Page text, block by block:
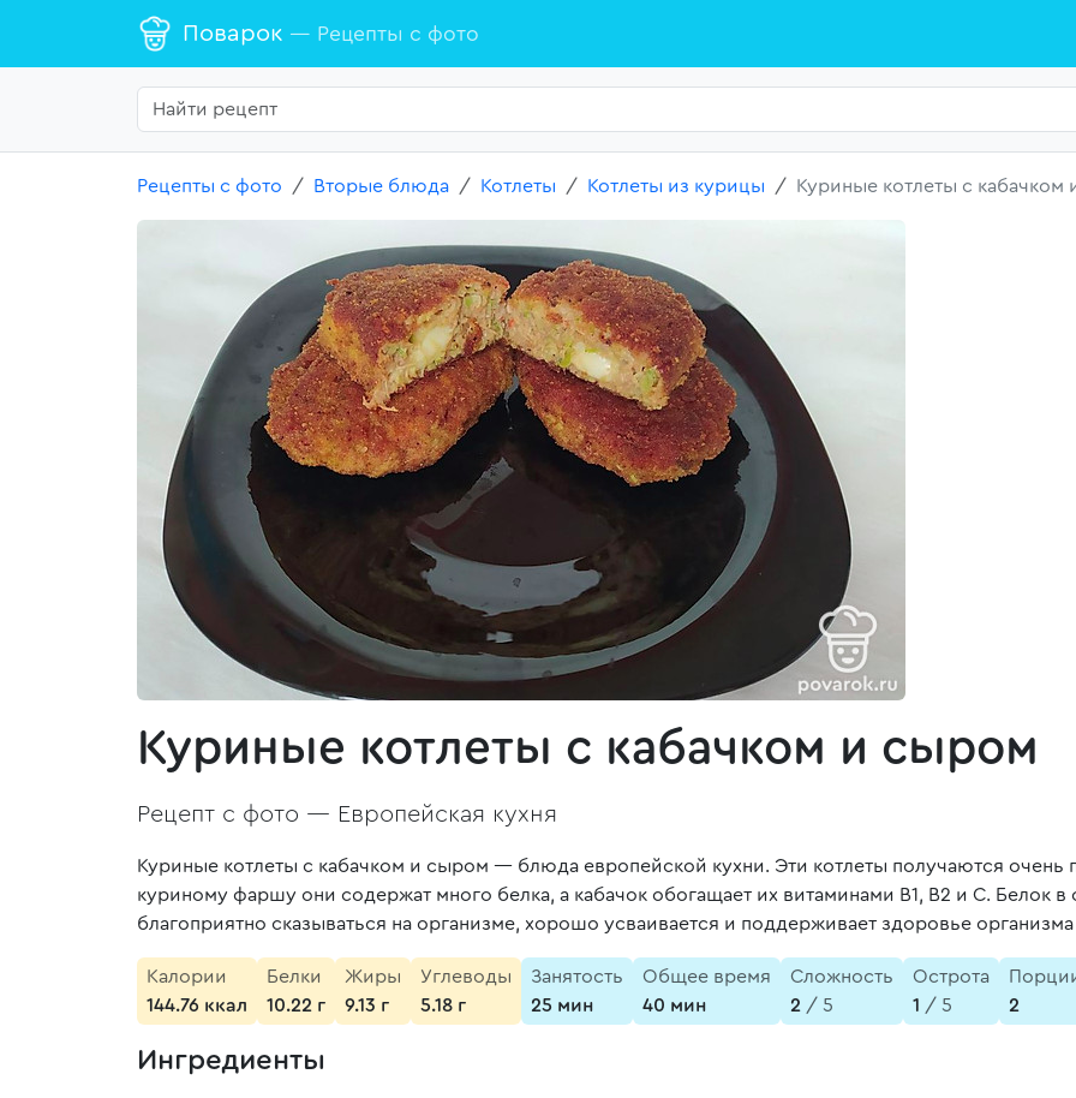
Поварок — Рецепты с фото
Рецепты с фото Вторые блюда Котлеты Котлеты из курицы Куриные котлеты с кабачком
Куриные котлеты с кабачком и сыром
Рецепт с фото — Европейская кухня
Куриные котлеты с кабачком и сыром — блюда европейской кухни. Эти котлеты получаются очень
куриному фаршу они содержат много белка, а кабачок обогащает их витаминами В1, В2 и С. Белок в
благоприятно сказываться на организме, хорошо усваивается и поддерживает здоровье
Калории
144.76 ккал
Белки
10.22 г
Жиры
9.13 г
Углеводы
5.18 г
Занятость
25 мин
Общее время
40 мин
Сложность
2 / 5
Острота
1 / 5
2
Ингредиенты